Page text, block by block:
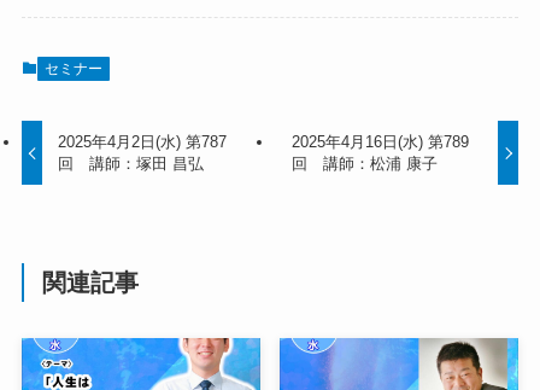
セミナー
2025年4月2日(水) 第787
回 講師：塚田 昌弘
2025年4月16日(水) 第789
回 講師：松浦 康子
関連記事